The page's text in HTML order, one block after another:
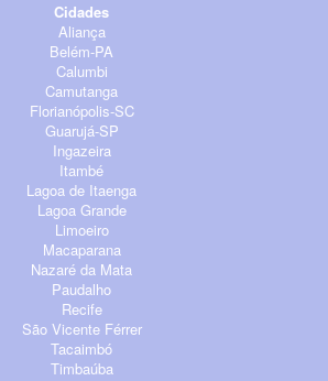
Cidades
Aliança
Belém-PA
Calumbi
Camutanga
Florianópolis-SC
Guarujá-SP
Ingazeira
Itambé
Lagoa de Itaenga
Lagoa Grande
Limoeiro
Macaparana
Nazaré da Mata
Paudalho
Recife
São Vicente Férrer
Tacaimbó
Timbaúba